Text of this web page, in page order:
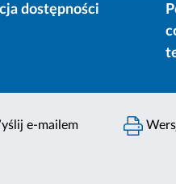
dostępności
e-mailem